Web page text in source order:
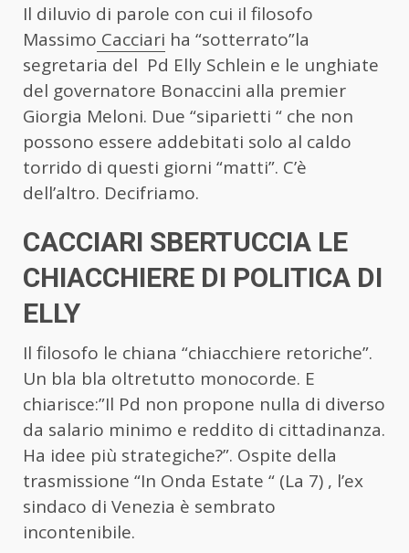
Il diluvio di parole con cui il filosofo
Massimo Cacciari ha “sotterrato”la
segretaria del Pd Elly Schlein e le unghiate
del governatore Bonaccini alla premier
Giorgia Meloni. Due “siparietti “ che non
possono essere addebitati solo al caldo
torrido di questi giorni “matti”. C’è
dell’altro. Decifriamo.
CACCIARI SBERTUCCIA LE
CHIACCHIERE DI POLITICA DI
ELLY
Il filosofo le chiana “chiacchiere retoriche”.
Un bla bla oltretutto monocorde. E
chiarisce:”Il Pd non propone nulla di diverso
da salario minimo e reddito di cittadinanza.
Ha idee più strategiche?”. Ospite della
trasmissione “In Onda Estate “ (La 7) , l’ex
sindaco di Venezia è sembrato
incontenibile.